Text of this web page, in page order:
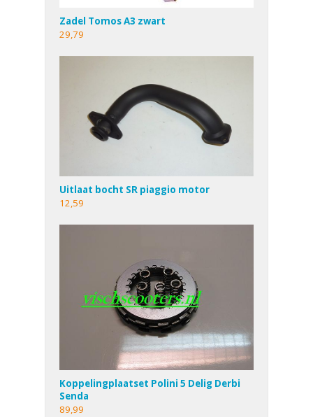
Zadel Tomos A3 zwart
29,79
Uitlaat bocht SR piaggio motor
12,59
Koppelingplaatset Polini 5 Delig Derbi
Senda
89,99